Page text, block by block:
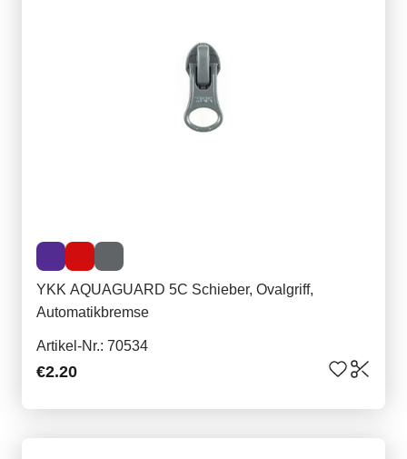
YKK AQUAGUARD 5C Schieber, Ovalgriff,
Automatikbremse
Artikel-Nr.: 70534
€2.20